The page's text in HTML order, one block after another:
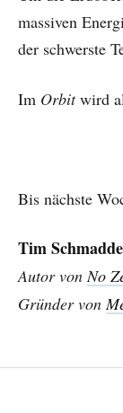
massiven
der schwerste
Im Orbitwird
Bis nächste
Tim
Autor vonNo
Gründer von